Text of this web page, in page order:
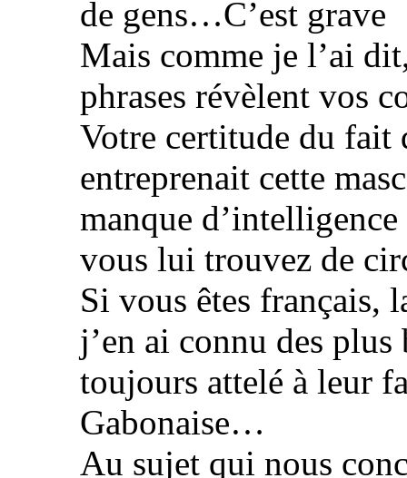
de gens…C’est grave
Mais comme je l’ai
phrases révèlent vos
Votre certitude du fait
entreprenait cette
manque
vous lui trouvez de
Si vous êtes français,
j’en ai connu des plus
toujours attelé à leur
Gabonaise…
Au sujet qui nous